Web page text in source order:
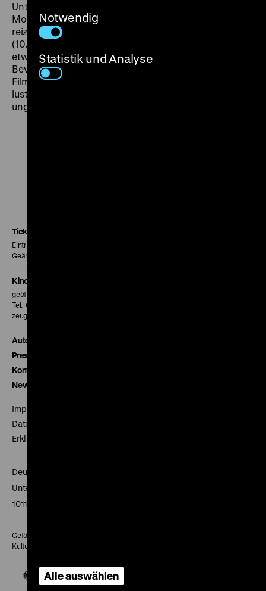
Unter anderem erblicken wir sie in der
Moorbadewanne, und das ist dann ganz besonders
reizvoll“, schwärmt der
(10.8.1932): „Ja – dieses Sanatorium ist schon ein
etwas verdrehter Aufenthaltsort, einschließlich seiner
Bevölkerung. (…) Es ist das Sanatorium einer tollen
Filmposse, es liefert den Rahmen zu einem bewegten
lustigen Spiel voller Sinn und Unsinn, zu einem
unglaublichen Holterdipolter von Ereignissen.“ (fl)
Tickets
Eintritt 5 €
Geänderte Preise sind im Programm vermerkt.
Kinokasse
geöffnet 30 Minuten vor Beginn der ersten Vorstellung
Tel. + 49 30 20304-770
zeughauskino@dhm.de
Autor*innen
Presse
Kontakt
Newsletter
Impressum
Datenschutz
Erklärung digitale Barrierefreiheit
Deutsches Historisches Museum
Unter den Linden 2
10117 Berlin
Gefördert mit Mitteln des Beauftragten der Bundesregierung für
Kultur und Medien
Notwendig
Statistik und Analyse
Alle auswählen